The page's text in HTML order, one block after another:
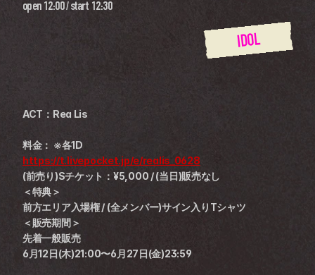
open 12:00 / start 12:30
IDOL
ACT：Rea Lis
料金： ※各1D
https://t.livepocket.jp/e/realis_0628
(前売り)Sチケット：¥5,000 / (当日)販売なし
＜特典＞
前方エリア入場権 / (全メンバー)サイン入りTシャツ
＜販売期間＞
先着一般販売
6月12日(木)21:00〜6月27日(金)23:59